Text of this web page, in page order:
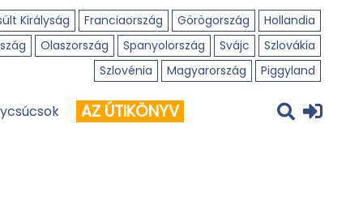
Királyság Franciaország Görögország
Hollandia
Olaszország Spanyolország Svájc
Szlovákia
Szlovénia
Magyarország Piggyland
AZ ÚTIKÖNYV